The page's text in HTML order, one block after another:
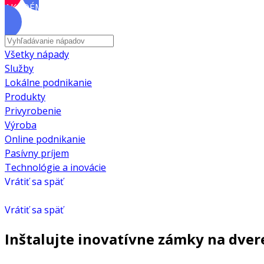
AKADÉMIA
Všetky nápady
Služby
Lokálne podnikanie
Produkty
Privyrobenie
Výroba
Online podnikanie
Pasívny príjem
Technológie a inovácie
Vrátiť sa späť
Vrátiť sa späť
Inštalujte inovatívne zámky na